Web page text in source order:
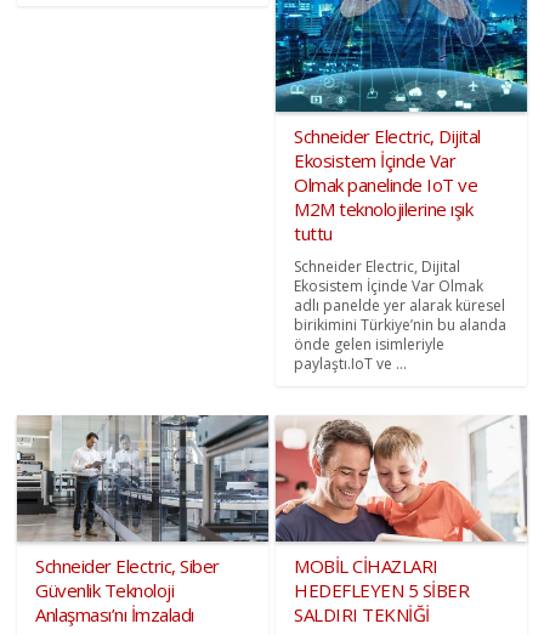
Schneider Electric, Dijital
Ekosistem İçinde Var
Olmak panelinde IoT ve
M2M teknolojilerine ışık
tuttu
Schneider Electric, Dijital
Ekosistem İçinde Var Olmak
adlı panelde yer alarak küresel
birikimini Türkiye’nin bu alanda
önde gelen isimleriyle
paylaştı.IoT ve ...
Schneider Electric, Siber
Güvenlik Teknoloji
Anlaşması’nı İmzaladı
MOBİL CİHAZLARI
HEDEFLEYEN 5 SİBER
SALDIRI TEKNİĞİ